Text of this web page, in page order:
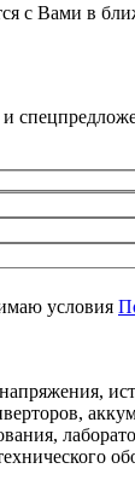
с Вами в
условия